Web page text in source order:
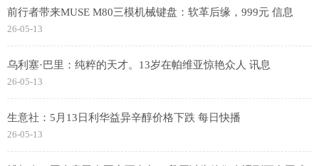
前行者带来MUSE M80三模机械键盘：软革后缘，999元 信息
26-05-13
乌利塞·巴里：纯粹的天才。13岁在帕维亚惊艳众人 讯息
26-05-13
生意社：5月13日利华益异辛醇价格下跌 每日快播
26-05-13